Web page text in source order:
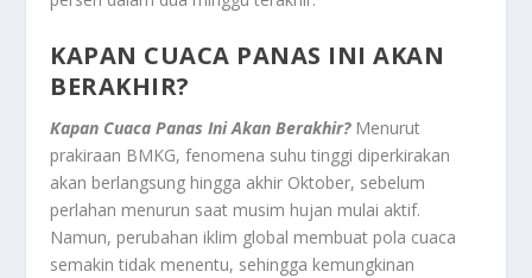
KAPAN CUACA PANAS INI AKAN
BERAKHIR?
Kapan Cuaca Panas Ini Akan Berakhir?Menurut
prakiraan BMKG, fenomena suhu tinggi diperkirakan
akan berlangsung hingga akhir Oktober, sebelum
perlahan menurun saat musim hujan mulai aktif.
Namun, perubahan iklim global membuat pola cuaca
semakin tidak menentu, sehingga kemungkinan